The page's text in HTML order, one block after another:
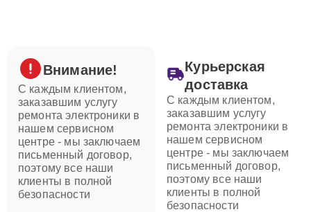
Внимание!
С каждым клиентом,
заказавшим услугу
ремонта электроники в
нашем сервисном
центре - мы заключаем
письменный договор,
поэтому все наши
клиенты в полной
безопасности
Курьерская
доставка
С каждым клиентом,
заказавшим услугу
ремонта электроники в
нашем сервисном
центре - мы заключаем
письменный договор,
поэтому все наши
клиенты в полной
безопасности